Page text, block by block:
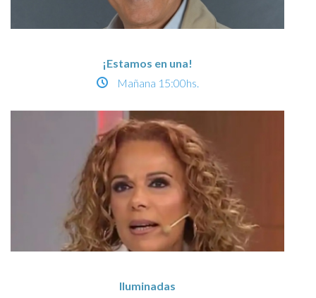
¡Estamos en una!
Mañana 15:00hs.
Iluminadas